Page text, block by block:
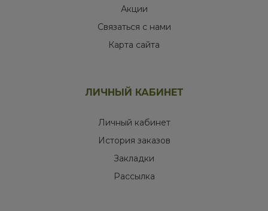
Акции
Связаться с нами
Карта сайта
ЛИЧНЫЙ КАБИНЕТ
Личный кабинет
История заказов
Закладки
Рассылка